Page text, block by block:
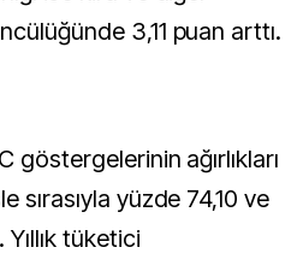
3,11 puan arttı.
göstergelerinin ağırlıkları
sırasıyla yüzde 74,10 ve
tüketici